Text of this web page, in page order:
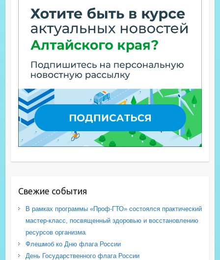
Свежие события
В рамках программы «Проф-ГТО» состоялся практический
мастер-класс, посвященный здоровью и восстановлению
ресурсов организма
Флешмоб ко Дню флага России
День Государственного флага России